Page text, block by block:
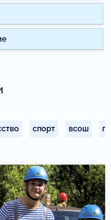
спорт всош